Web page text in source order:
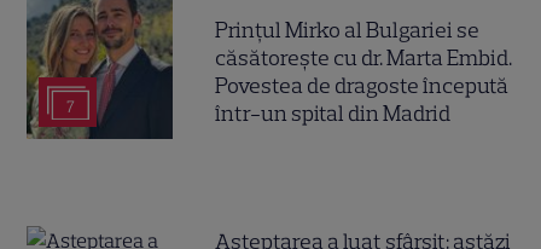
7
Prințul Mirko al Bulgariei se
căsătorește cu dr. Marta Embid.
Povestea de dragoste începută
într-un spital din Madrid
Așteptarea a luat sfârșit: astăzi